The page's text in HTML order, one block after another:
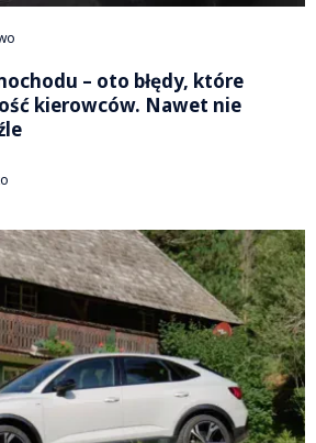
– oto błędy, które
kierowców. Nawet nie